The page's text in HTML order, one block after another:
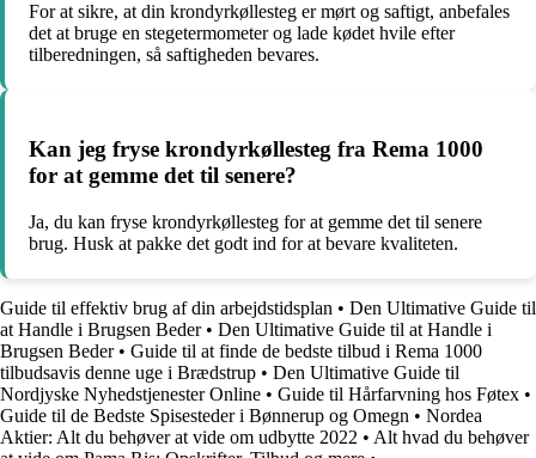
For at sikre, at din krondyrkøllesteg er mørt og saftigt, anbefales
det at bruge en stegetermometer og lade kødet hvile efter
tilberedningen, så saftigheden bevares.
Kan jeg fryse krondyrkøllesteg fra Rema 1000
for at gemme det til senere?
Ja, du kan fryse krondyrkøllesteg for at gemme det til senere
brug. Husk at pakke det godt ind for at bevare kvaliteten.
Guide til effektiv brug af din arbejdstidsplan • Den Ultimative Guide til
at Handle i Brugsen Beder• Den Ultimative Guide til at Handle i
Brugsen Beder• Guide til at finde de bedste tilbud i Rema 1000
tilbudsavis denne uge i Brædstrup • Den Ultimative Guide til
Nordjyske Nyhedstjenester Online • Guide til Hårfarvning hos Føtex •
Guide til de Bedste Spisesteder i Bønnerup og Omegn • Nordea
Aktier: Alt du behøver at vide om udbytte 2022 • Alt hvad du behøver